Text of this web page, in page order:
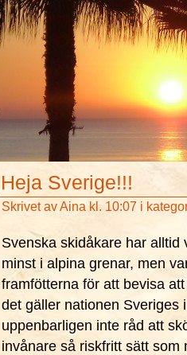
Heja Sverige!!!
Skrivet avAina kl. 10:07 i
Svenska skidåkare har
minst i alpina grenar, men
framfötterna för att bevisa
det gäller nationen Sveriges
uppenbarligen inte råd att
invånare så riskfritt sätt